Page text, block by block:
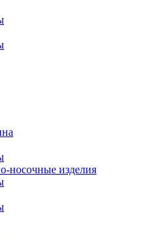
носочные изделия